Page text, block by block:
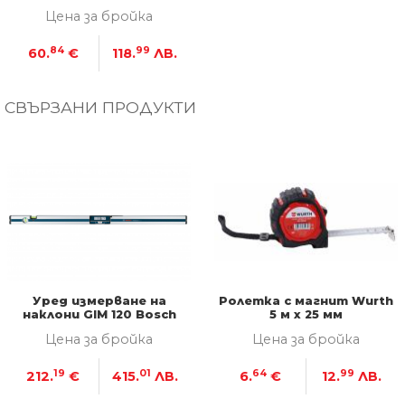
Цена за бройка
60.84 € 118.99 ЛВ.
СВЪРЗАНИ ПРОДУКТИ
Уред измерване на
наклони GIM 120 Bosch
Цена за бройка
212.19 € 415.01 ЛВ.
Ролетка с магнит Wurth
5 м х 25 мм
Цена за бройка
6.64 € 12.99 ЛВ.